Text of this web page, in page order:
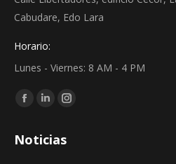
Cabudare, Edo Lara
Horario:
Lunes - Viernes: 8 AM - 4 PM
Find us on:
Facebook
opens
Linkedin
opens
Instagram
opens
Noticias